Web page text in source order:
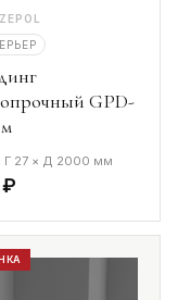
GPD-
Г 27 × Д 2000 мм